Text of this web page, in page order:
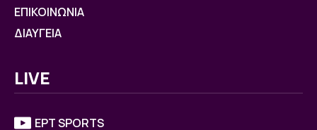
ΕΠΙΚΟΙΝΩΝΙΑ
ΔΙΑΥΓΕΙΑ
LIVE
ΕΡΤ SPORTS